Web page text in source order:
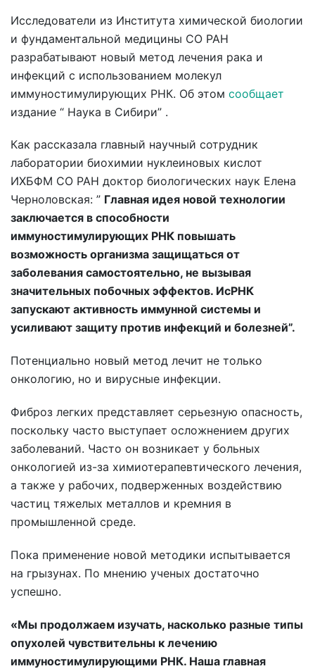
Исследователи из Института химической биологии
и фундаментальной медицины СО РАН
разрабатывают новый метод лечения рака и
инфекций с использованием молекул
иммуностимулирующих РНК. Об этом сообщает
издание “ Наука в Сибири” .
Как рассказала главный научный сотрудник
лаборатории биохимии нуклеиновых кислот
ИХБФМ СО РАН доктор биологических наук Елена
Черноловская: ” Главная идея новой технологии
заключается в способности
иммуностимулирующих РНК повышать
возможность организма защищаться от
заболевания самостоятельно, не вызывая
значительных побочных эффектов. ИсРНК
запускают активность иммунной системы и
усиливают защиту против инфекций и болезней”.
Потенциально новый метод лечит не только
онкологию, но и вирусные инфекции.
Фиброз легких представляет серьезную опасность,
поскольку часто выступает осложнением других
заболеваний. Часто он возникает у больных
онкологией из-за химиотерапевтического лечения,
а также у рабочих, подверженных воздействию
частиц тяжелых металлов и кремния в
промышленной среде.
Пока применение новой методики испытывается
на грызунах. По мнению ученых достаточно
успешно.
«Мы продолжаем изучать, насколько разные типы
опухолей чувствительны к лечению
иммуностимулирующими РНК. Наша главная